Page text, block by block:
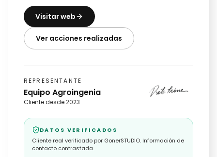
Visitar web
Ver acciones realizadas
REPRESENTANTE
Equipo Agroingenia
Cliente desde 2023
DATOS VERIFICADOS
Cliente real verificado por GonerSTUDIO. Información de
contacto contrastada.